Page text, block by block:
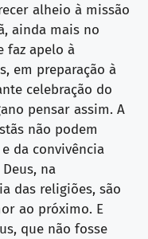
alheio à missão
ainda mais no
faz apelo à
em preparação à
celebração do
pensar assim. A
não podem
da convivência
na
das religiões, são
ao próximo. E
que não fosse